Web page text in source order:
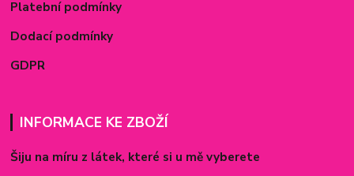
Platební podmínky
Dodací podmínky
GDPR
INFORMACE KE ZBOŽÍ
Šiju na míru z látek, které si u mě vyberete